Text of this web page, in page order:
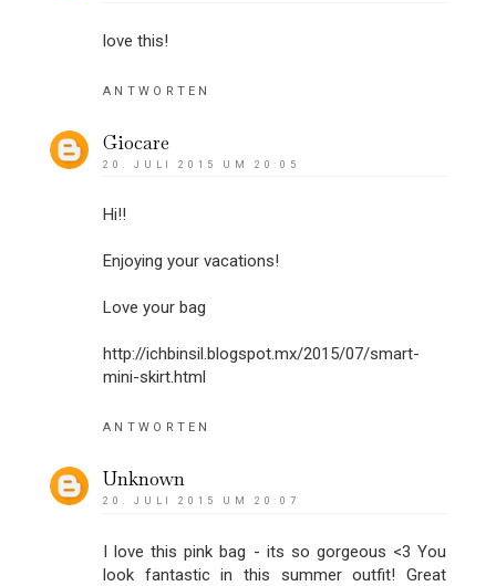
love this!
ANTWORTEN
Giocare
20. JULI 2015 UM 20:05
Hi!!
Enjoying your vacations!
Love your bag
http://ichbinsil.blogspot.mx/2015/07/smart-
mini-skirt.html
ANTWORTEN
Unknown
20. JULI 2015 UM 20:07
I love this pink bag - its so gorgeous <3 You
look fantastic in this summer outfit! Great